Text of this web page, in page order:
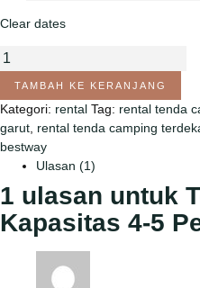
Clear dates
TAMBAH KE KERANJANG
Kategori: rental Tag: rental tenda
garut rental tenda camping
bestway
Ulasan (1)
1 ulasan untuk
Kapasitas 4-5